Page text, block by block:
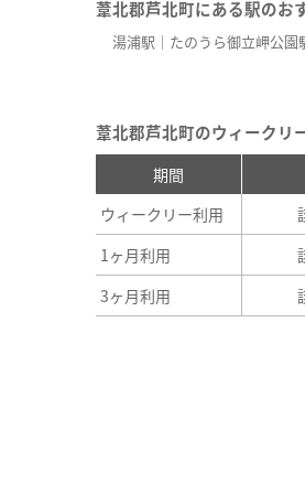
葦北郡芦北町にある駅のお
湯浦駅 たのうら御立岬公園
葦北郡芦北町のウィークリ
期間
ウィークリー利用
1ヶ月利用
3ヶ月利用